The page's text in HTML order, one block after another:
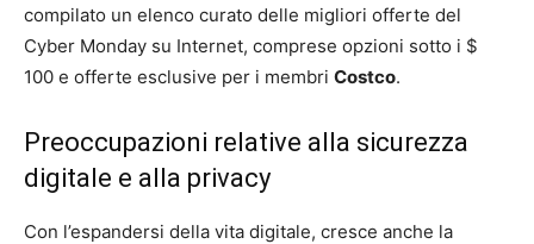
compilato un elenco curato delle migliori offerte del
Cyber ​​Monday su Internet, comprese opzioni sotto i $
100 e offerte esclusive per i membri Costco.
Preoccupazioni relative alla sicurezza
digitale e alla privacy
Con l’espandersi della vita digitale, cresce anche la